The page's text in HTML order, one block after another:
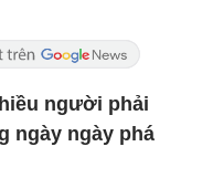
người phải
ngày ngày phá